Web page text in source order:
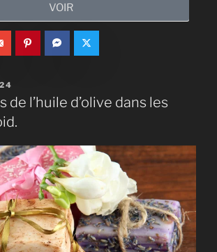
VOIR
de l’huile d’olive dans les